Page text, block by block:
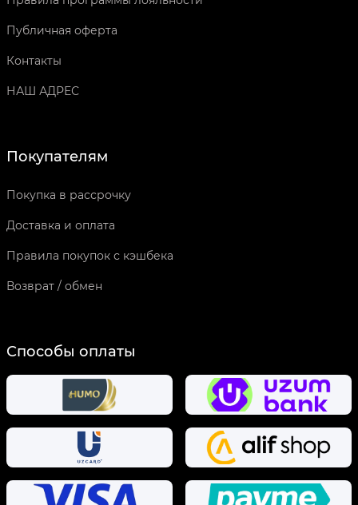
Публичная оферта
Контакты
НАШ АДРЕС
Покупателям
Покупка в рассрочку
Доставка и оплата
Правила покупок с кэшбека
Возврат / обмен
Способы оплаты